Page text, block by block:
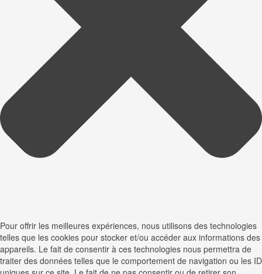
Pour offrir les meilleures expériences, nous utilisons des technologies
telles que les cookies pour stocker et/ou accéder aux informations des
appareils. Le fait de consentir à ces technologies nous permettra de
traiter des données telles que le comportement de navigation ou les ID